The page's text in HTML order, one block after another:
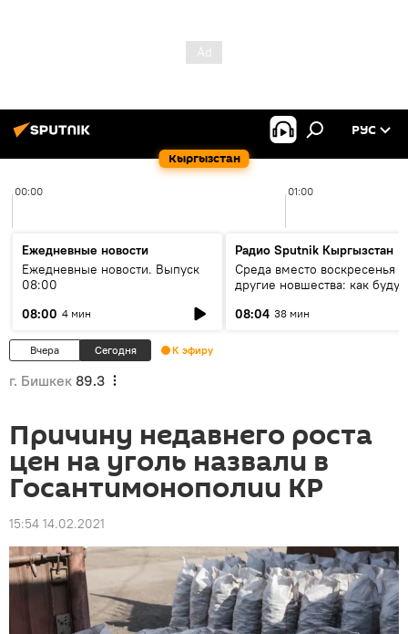
Кыргызстан
РУС
00:00 01:00
Ежедневные новости
Ежедневные новости. Выпуск
08:00
08:00 4 мин
Радио Sputnik Кыргызстан
Среда вместо воскресенья и
другие новшества: как будут
08:04 38 мин
Вчера Сегодня К эфиру
г. Бишкек 89.3
Причину недавнего роста
цен на уголь назвали в
Госантимонополии КР
15:54 14.02.2021